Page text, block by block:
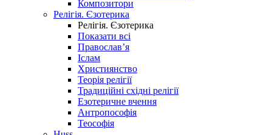
Композитори
Релігія. Єзотерика
Релігія. Єзотерика
Показати всі
Православ’я
Іслам
Християнство
Теорія релігії
Традиційні східні релігії
Езотеричне вчення
Антропософія
Теософія